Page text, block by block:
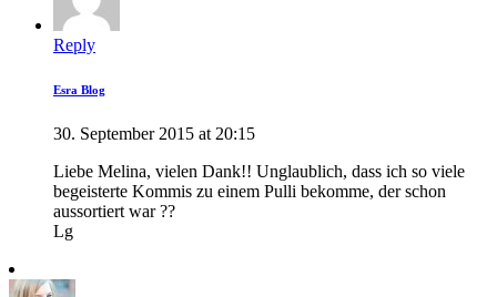
Reply
Esra Blog
30. September 2015 at 20:15
Liebe Melina, vielen Dank!! Unglaublich, dass ich so viele
begeisterte Kommis zu einem Pulli bekomme, der schon
aussortiert war ??
Lg